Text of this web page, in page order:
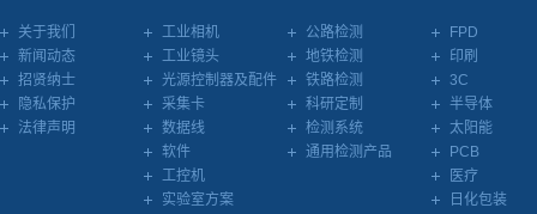
关于我们
新闻动态
招贤纳士
隐私保护
法律声明
工业相机
工业镜头
光源控制器及配件
采集卡
数据线
软件
工控机
实验室方案
公路检测
地铁检测
铁路检测
科研定制
检测系统
通用检测产品
FPD
印刷
3C
半导体
太阳能
PCB
医疗
日化包装